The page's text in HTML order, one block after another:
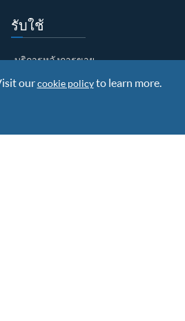
รับใช้
บริการหลังการขาย
การวิจัยและพัฒนา
ourcookie policyto learn more.